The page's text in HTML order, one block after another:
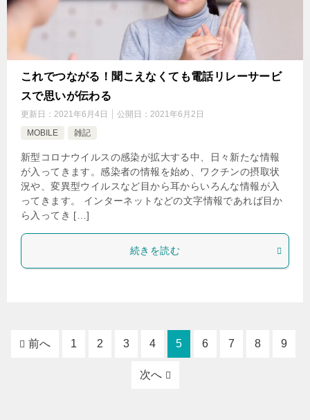
これでつながる！聞こえなくても電話リレーサービ
スで思いが伝わる
更新日： 2021年6月4日 公開日： 2021年6月2日
MOBILE
雑記
新型コロナウイルスの感染が拡大する中、日々新たな情報
が入ってきます。感染者の情報を始め、ワクチンの摂取状
況や、変異型ウイルスなど目から耳からいろんな情報が入
ってきます。 インターネットなどの文字情報であれば目か
ら入ってき […]
続きを読む
前へ 1 2 3 4 5 6 7 8 9
次へ